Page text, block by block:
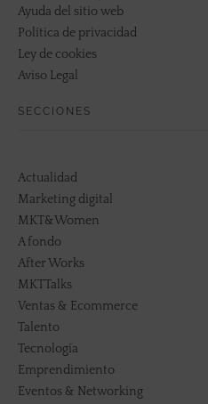
Ayuda del sitio web
Política de privacidad
Ley de cookies
Aviso Legal
SECCIONES
Actualidad
Marketing digital
MKT&Women
A fondo
After Works
MKTTalks
Ventas & Ecommerce
Talento
Tecnología
Emprendimiento
Eventos & Networking